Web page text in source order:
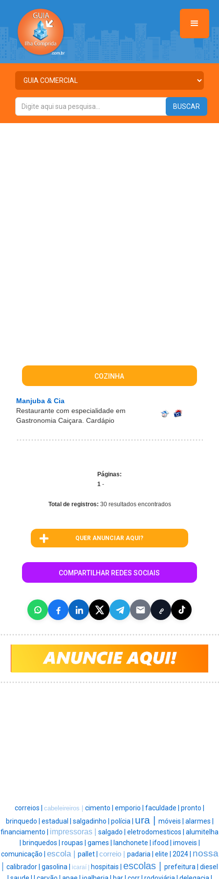
COZINHA
Manjuba & Cia
Restaurante com especialidade em
Gastronomia Caiçara. Cardápio
Páginas:
1 -
Total de registros: 30 resultados encontrados
QUER ANUNCIAR AQUI?
COMPARTILHAR REDES SOCIAIS
correios | cabeleireiros | cimento | emporio | faculdade | pronto |
brinquedo | estadual | salgadinho | polícia | ura | móveis | alarmes |
financiamento | impressoras | salgado | eletrodomesticos | alumitelha
brinquedos | roupas | games | lanchonete | ifood | imoveis |
comunicação | escola | pallet | correio | padaria | elite | 2024 | nossa
| calibrador | gasolina | icaraí | hospitais | escolas | prefeitura | diesel